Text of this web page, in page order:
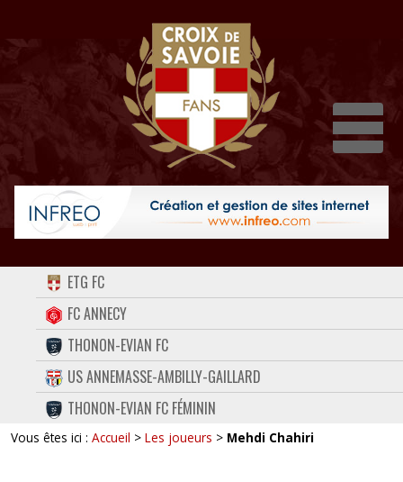
ACCUEIL
FORUM
CONTACT
FACEBOOK
TWITTER
ETG FC
FC ANNECY
THONON-EVIAN FC
US ANNEMASSE-AMBILLY-GAILLARD
THONON-EVIAN FC FÉMININ
Vous êtes ici : Accueil > Les joueurs > Mehdi Chahiri